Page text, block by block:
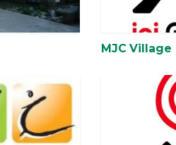
MJC Village